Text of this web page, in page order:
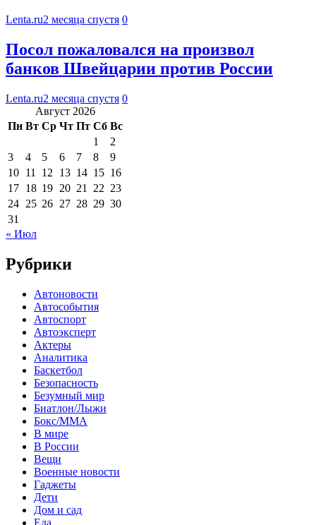
Lenta.ru2 месяца спустя 0
Посол пожаловался на произвол
банков Швейцарии против России
Lenta.ru2 месяца спустя 0
Август 2026
Пн Вт Ср Чт Пт Сб Вс
1
2
3
4 5 6 7 8
9
10 11 12 13 14 15 16
17 18 19 20 21 22 23
24 25 26 27 28 29 30
31
« Июл
Рубрики
Автоновости
Автособытия
Автоспорт
Автоэксперт
Актеры
Аналитика
Баскетбол
Безопасность
Безумный мир
Биатлон/Лыжи
Бокс/MMA
В мире
В России
Вещи
Военные новости
Гаджеты
Дети
Дом и сад
Еда